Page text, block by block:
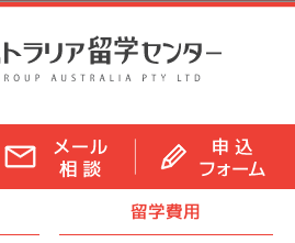
留学費用